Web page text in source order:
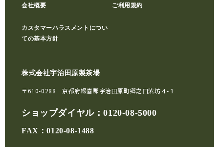
会社概要 ご利用規約
カスタマーハラスメントについ
ての基本方針
株式会社宇治田原製茶場
〒610-0288 京都府綴喜郡宇治田原町郷之口紫坊４-１
ショップダイヤル：0120-08-5000
FAX：0120-08-1488